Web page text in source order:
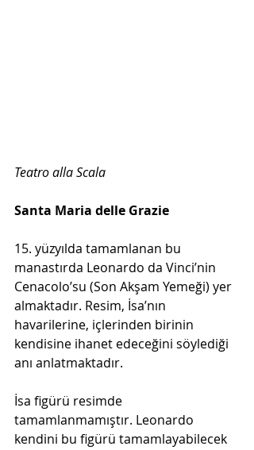
Teatro alla Scala
Santa Maria delle Grazie
15. yüzyılda tamamlanan bu
manastırda Leonardo da Vinci’nin
Cenacolo’su (Son Akşam Yemeği) yer
almaktadır. Resim, İsa’nın
havarilerine, içlerinden birinin
kendisine ihanet edeceğini söylediği
anı anlatmaktadır.
İsa figürü resimde
tamamlanmamıştır. Leonardo
kendini bu figürü tamamlayabilecek